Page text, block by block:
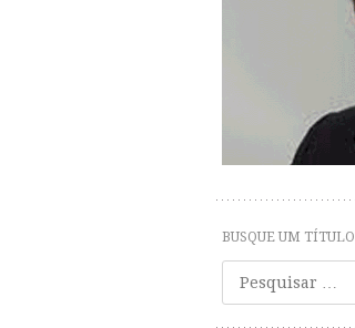
BUSQUE UM TÍTULO
Pesquisar